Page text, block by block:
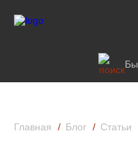
Главная Блог Статьи